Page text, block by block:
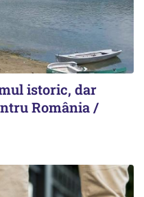
istoric, dar
România /